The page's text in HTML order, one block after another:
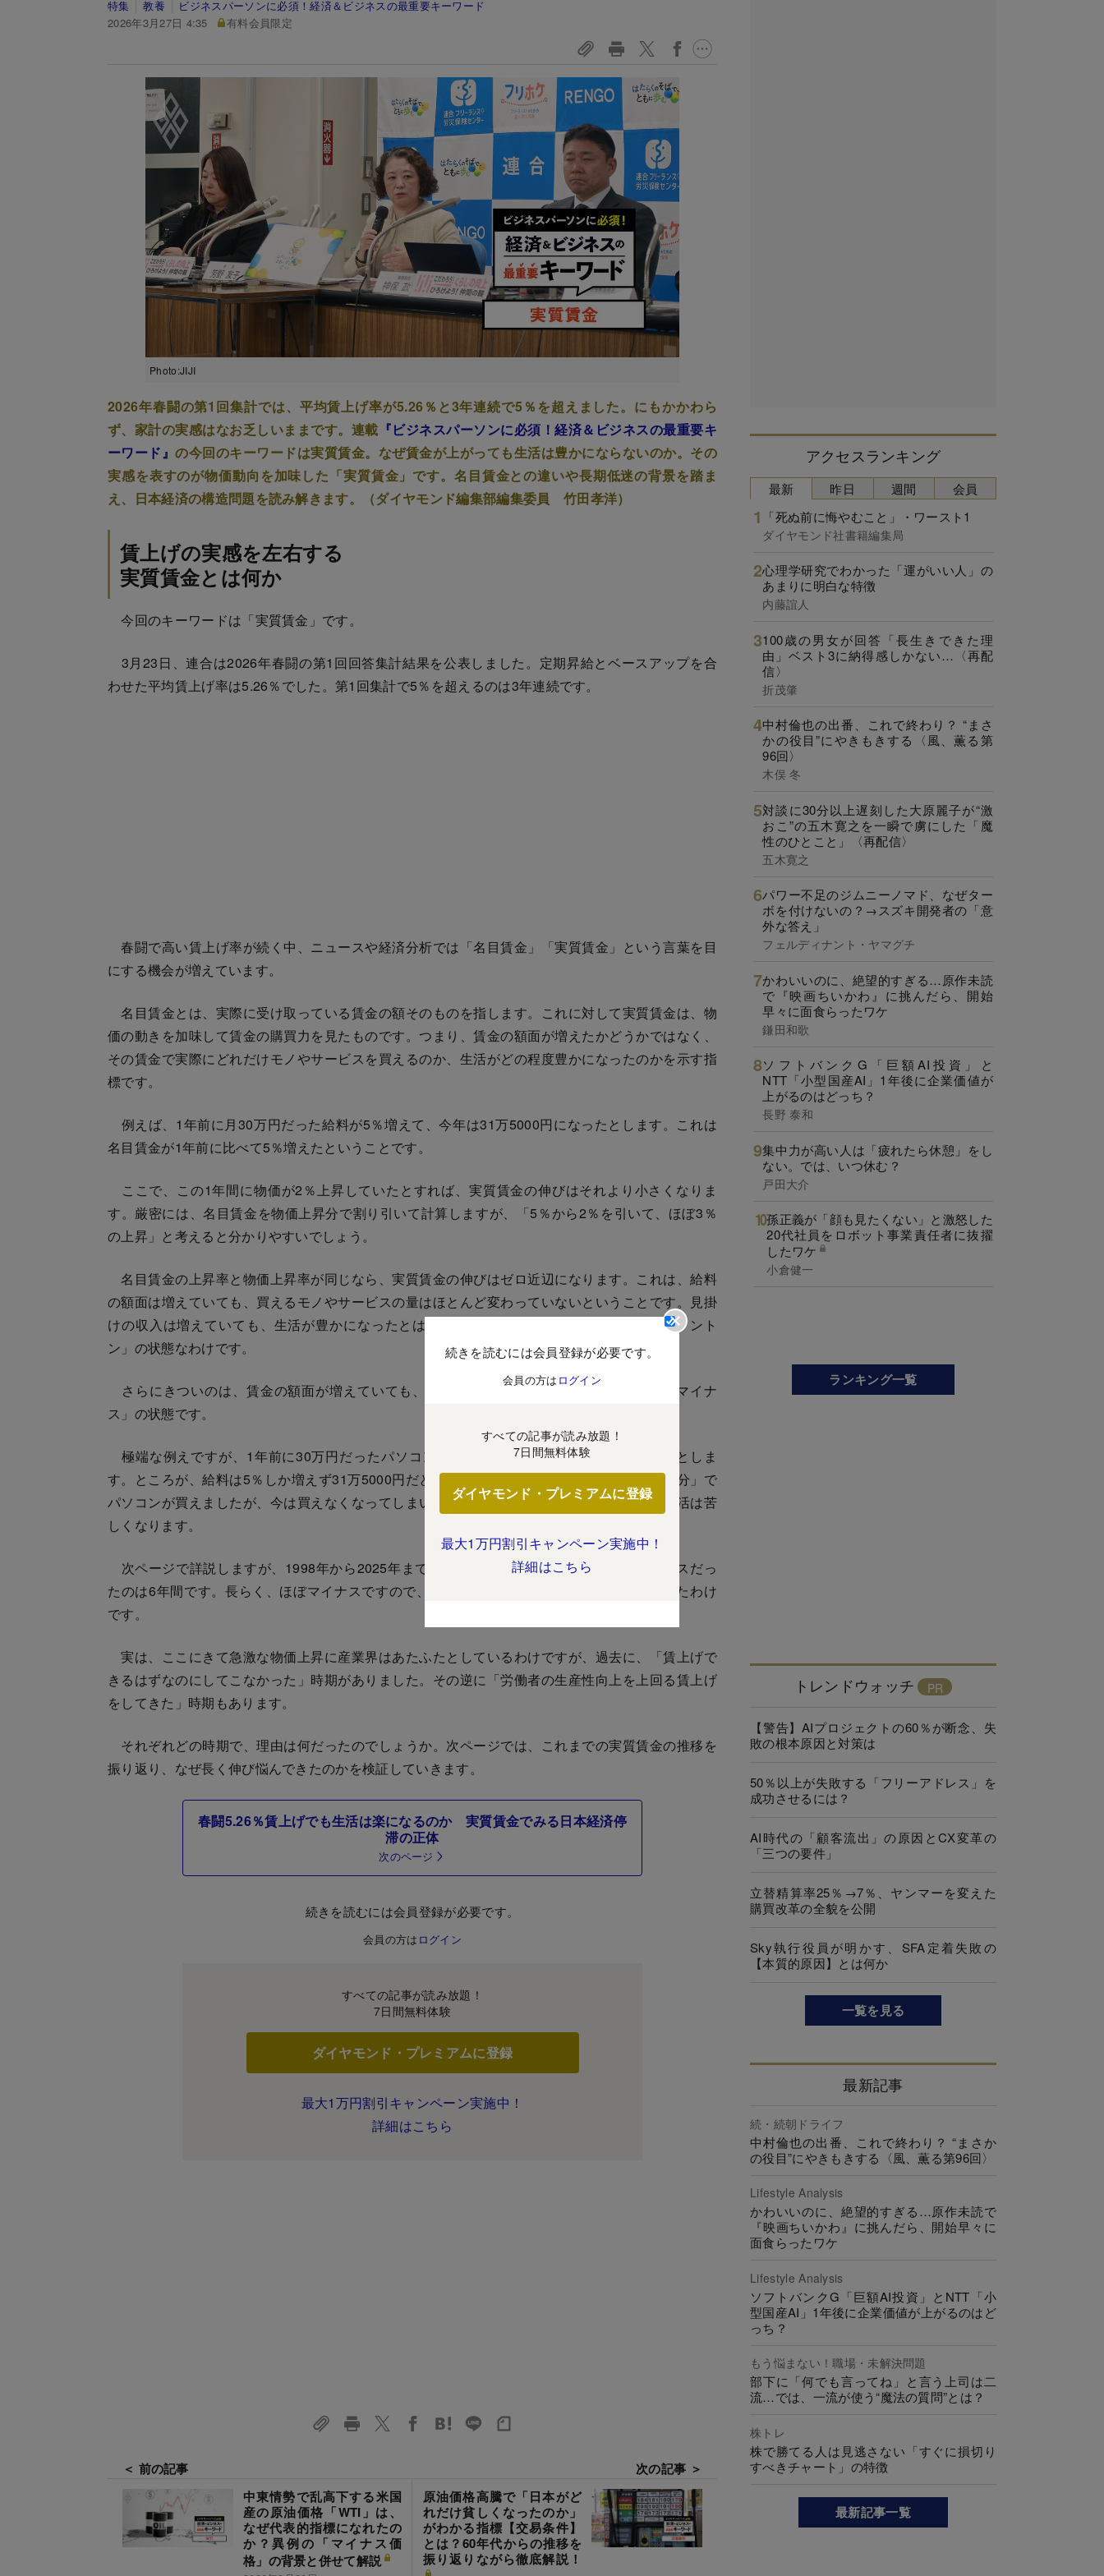
特集 教養
ビジネスパーソンに必須！経済＆ビジネスの最重要キーワード
2026年3月27日 4:35
有料会員限定
Photo:JIJI
2026年春闘の第1回集計では、平均賃上げ率が5.26％と3年連続で5％を超えました。にもかかわら
ず、家計の実感はなお乏しいままです。連載 『ビジネスパーソンに必須！経済＆ビジネスの最重要キ
ーワード』の今回のキーワードは実質賃金。なぜ賃金が上がっても生活は豊かにならないのか。その
実感を表すのが物価動向を加味した「実質賃金」です。名目賃金との違いや長期低迷の背景を踏ま
え、日本経済の構造問題を読み解きます。（ダイヤモンド編集部編集委員 竹田孝洋）
賃上げの実感を左右する
実質賃金とは何か
今回のキーワードは「実質賃金」です。
3月23日、連合は2026年春闘の第1回回答集計結果を公表しました。定期昇給とベースアップを合
わせた平均賃上げ率は5.26％でした。第1回集計で5％を超えるのは3年連続です。
春闘で高い賃上げ率が続く中、ニュースや経済分析では「名目賃金」「実質賃金」という言葉を目
にする機会が増えています。
名目賃金とは、実際に受け取っている賃金の額そのものを指します。これに対して実質賃金は、物
価の動きを加味して賃金の購買力を見たものです。つまり、賃金の額面が増えたかどうかではなく、
その賃金で実際にどれだけモノやサービスを買えるのか、生活がどの程度豊かになったのかを示す指
標です。
例えば、1年前に月30万円だった給料が5％増えて、今年は31万5000円になったとします。これは
名目賃金が1年前に比べて5％増えたということです。
ここで、この1年間に物価が2％上昇していたとすれば、実質賃金の伸びはそれより小さくなりま
す。厳密には、名目賃金を物価上昇分で割り引いて計算しますが、「5％から2％を引いて、ほぼ3％
の上昇」と考えると分かりやすいでしょう。
名目賃金の上昇率と物価上昇率が同じなら、実質賃金の伸びはゼロ近辺になります。これは、給料
の額面は増えていても、買えるモノやサービスの量はほとんど変わっていないということです。見掛
けの収入は増えていても、生活が豊かになったとはいえません。ただし、これなら、まだ「トント
ン」の状態なわけです。
さらにきついのは、賃金の額面が増えていても、物価の上昇がそれを上回る「実質賃金がマイナ
ス」の状態です。
極端な例えですが、1年前に30万円だったパソコンの価格が10％上昇して33万円になったとしま
す。ところが、給料は5％しか増えず31万5000円だとします。すると、以前なら「給料一カ月分」で
パソコンが買えましたが、今は買えなくなってしまいました。額面の給料は増えていても、生活は苦
しくなります。
次ページで詳説しますが、1998年から2025年までの28年間のうち実質賃金の伸び率がプラスだっ
たのは6年間です。長らく、ほぼマイナスですので、まさしく、近年の日本がその状態にあったわけ
です。
実は、ここにきて急激な物価上昇に産業界はあたふたとしているわけですが、過去に、「賃上げで
きるはずなのにしてこなかった」時期がありました。その逆に「労働者の生産性向上を上回る賃上げ
をしてきた」時期もあります。
それぞれどの時期で、理由は何だったのでしょうか。次ページでは、これまでの実質賃金の推移を
振り返り、なぜ長く伸び悩んできたのかを検証していきます。
春闘5.26％賃上げでも生活は楽になるのか 実質賃金でみる日本経済停
滞の正体
次のページ
続きを読むには会員登録が必要です。
会員の方は ログイン
すべての記事が読み放題！
7日間無料体験
ダイヤモンド・プレミアムに登録
最大1万円割引キャンペーン実施中！
詳細はこちら
続きを読むには会員登録が必要です。
会員の方は ログイン
すべての記事が読み放題！
7日間無料体験
ダイヤモンド・プレミアムに登録
最大1万円割引キャンペーン実施中！
詳細はこちら
＜ 前の記事
中東情勢で乱高下する米国
産の原油価格「WTI」は、
なぜ代表的指標になれたの
か？異例の「マイナス価
格」の背景と併せて解説
次の記事 ＞
原油価格高騰で「日本がど
れだけ貧しくなったのか」
がわかる指標【交易条件】
とは？60年代からの推移を
振り返りながら徹底解説！
アクセスランキング
最新
「死ぬ前に悔やむこと」・ワースト1
ダイヤモンド社書籍編集局
心理学研究でわかった「運がいい人」の
あまりに明白な特徴
内藤誼人
100歳の男女が回答「長生きできた理
由」ベスト3に納得感しかない…〈再配
信〉
折茂肇
中村倫也の出番、これで終わり？ “まさ
かの役目”にやきもきする〈風、薫る第
96回〉
木俣 冬
対談に30分以上遅刻した大原麗子が“激
おこ”の五木寛之を一瞬で虜にした「魔
性のひとこと」〈再配信〉
五木寛之
パワー不足のジムニーノマド、なぜター
ボを付けないの？→スズキ開発者の「意
外な答え」
フェルディナント・ヤマグチ
かわいいのに、絶望的すぎる…原作未読
で『映画ちいかわ』に挑んだら、開始
早々に面食らったワケ
鎌田和歌
ソフトバンクG「巨額AI投資」と
NTT「小型国産AI」1年後に企業価値が
上がるのはどっち？
長野 泰和
集中力が高い人は「疲れたら休憩」をし
ない。では、いつ休む？
戸田大介
孫正義が「顔も見たくない」と激怒した
20代社員をロボット事業責任者に抜擢
したワケ
小倉健一
昨日 週間 会員
ランキング一覧
トレンドウォッチ
【警告】AIプロジェクトの60％が断念、失
敗の根本原因と対策は
50％以上が失敗する「フリーアドレス」を
成功させるには？
AI時代の「顧客流出」の原因とCX変革の
「三つの要件」
立替精算率25％→7％、ヤンマーを変えた
購買改革の全貌を公開
Sky執行役員が明かす、SFA定着失敗の
【本質的原因】とは何か
一覧を見る
最新記事
続・続朝ドライフ
中村倫也の出番、これで終わり？ “まさか
の役目”にやきもきする〈風、薫る第96回〉
Lifestyle Analysis
かわいいのに、絶望的すぎる…原作未読で
『映画ちいかわ』に挑んだら、開始早々に
面食らったワケ
Lifestyle Analysis
ソフトバンクG「巨額AI投資」とNTT「小
型国産AI」1年後に企業価値が上がるのはど
っち？
もう悩まない！職場・未解決問題
部下に「何でも言ってね」と言う上司は二
流…では、一流が使う“魔法の質問”とは？
株トレ
株で勝てる人は見逃さない「すぐに損切り
すべきチャート」の特徴
最新記事一覧